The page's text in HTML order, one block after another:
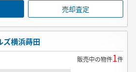
売却査定
ズ横浜蒔田
販売中の物件1件